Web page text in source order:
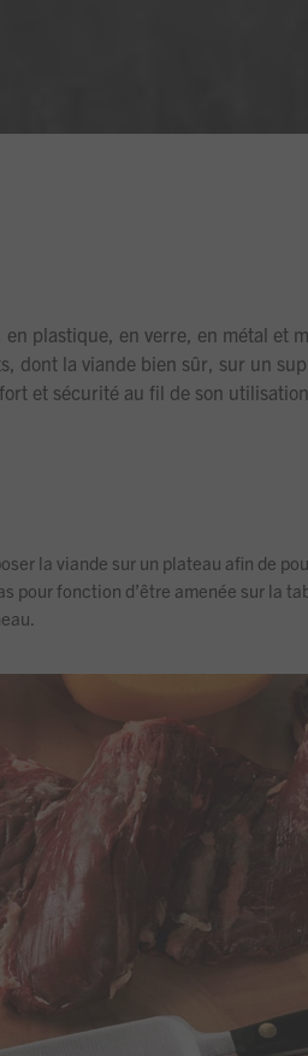
plastique, en verre, en métal et
dont la viande bien sûr, sur un
et sécurité au fil de son
la viande sur un plateau afin de
pour fonction d’être amenée sur la